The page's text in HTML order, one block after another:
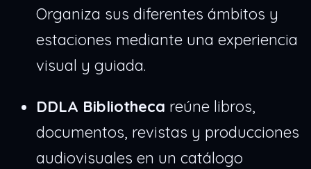
Organiza sus diferentes ámbitos y
estaciones mediante una experiencia
visual y guiada.
DDLA Bibliotheca reúne libros,
documentos, revistas y producciones
audiovisuales en un catálogo